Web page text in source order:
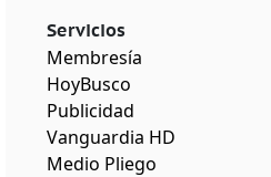
Servicios
Membresía
HoyBusco
Publicidad
Vanguardia HD
Medio Pliego